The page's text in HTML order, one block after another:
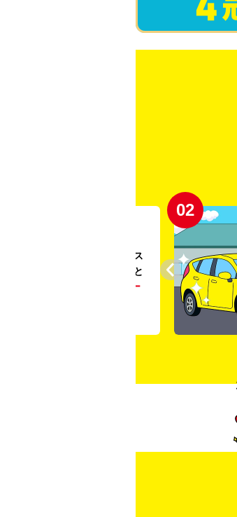
。ガソリンス
の既存インフラを活用すること
リー
02